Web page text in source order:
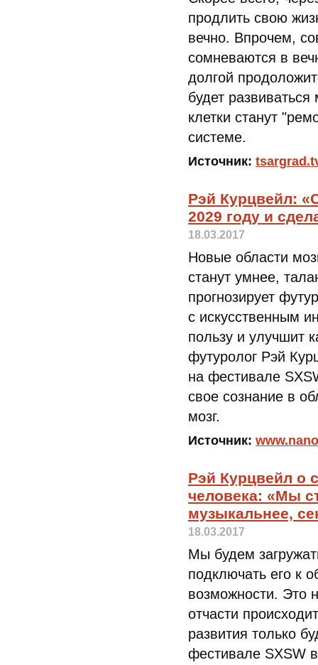
продлить свою
вечно. Впрочем,
сомневаются в
долгой
будет
клетки станут
системе.
Источник:
Рэй Курцвейл:
2029 году и
18.03.2017
Новые области
станут умнее,
прогнозирует
с искусственным
пользу и улучшит
футуролог Рэй
на фестивале
свое сознание в
мозг.
Источник:
Рэй Курцвейл о
человека: «Мы
музыкальнее,
18.03.2017
Мы будем
подключать его к
возможности. Это
отчасти
развития только
фестивале SXSW